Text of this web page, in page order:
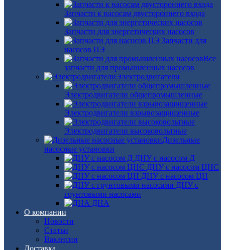
Запчасти к насосам двустороннего входа
Запчасти для энергетических насосов
Запчасти для
насосов ПЭ
Все
запчасти для промышленных насосов
Электродвигатели
Электродвигатели общепромышленные
Электродвигатели взрывозащищенные
Электродвигатели высоковольтные
Дизельные
насосные установки
ДНУ с насосом Д
ДНУ с насосом ЦНС
ДНУ с насосом ЦН
ДНУ с
грунтовыми насосами
ДНА
О компании
Новости
Статьи
Вакансии
Доставка